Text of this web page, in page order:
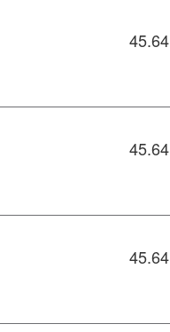
45.64
45.64
45.64